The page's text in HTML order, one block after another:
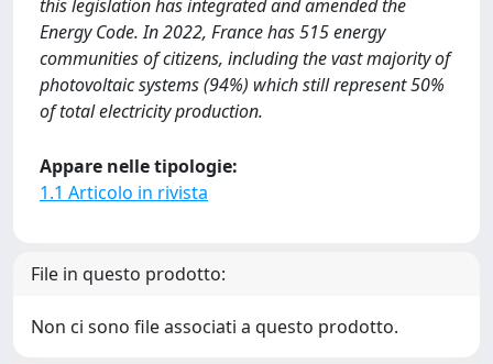
this legislation has integrated and amended the
Energy Code. In 2022, France has 515 energy
communities of citizens, including the vast majority of
photovoltaic systems (94%) which still represent 50%
of total electricity production.
Appare nelle tipologie:
1.1 Articolo in rivista
File in questo prodotto:
Non ci sono file associati a questo prodotto.